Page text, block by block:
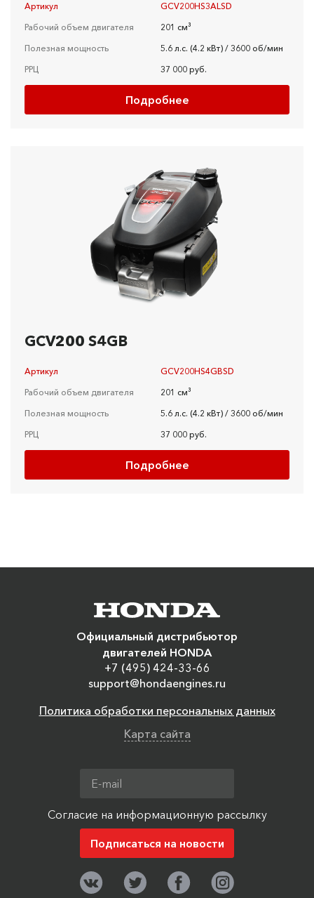
Артикул
GCV200HS3ALSD
Рабочий объем двигателя
201 см³
Полезная мощность
5.6 л.c. (4.2 кBт) / 3600 об/мин
РРЦ
37 000 руб.
Подробнее
GCV200 S4GB
Артикул
GCV200HS4GBSD
Рабочий объем двигателя
201 см³
Полезная мощность
5.6 л.c. (4.2 кBт) / 3600 об/мин
РРЦ
37 000 руб.
Подробнее
Официальный дистрибьютор
двигателей HONDA
+7 (495) 424-33-66
support@hondaengines.ru
Политика обработки персональных данных
Карта сайта
Согласие на информационную рассылку